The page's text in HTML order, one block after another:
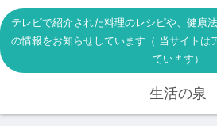
テレビで紹介された料理のレシピや、健康
の情報をお知らせしています（ 当サイトは
ています）
生活の泉